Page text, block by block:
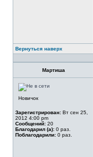
Вернуться наверх
Мартиша
Новичок
Зарегистрирован: Вт сен 25,
2012 4:00 pm
Сообщений: 20
Благодарил (а): 0 раз.
Поблагодарили: 0 раз.